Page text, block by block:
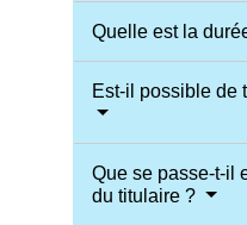
Quelle est la
Est-il possible de
Que se passe-t-il
du titulaire ?